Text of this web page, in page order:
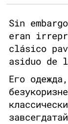
Sin
eran
clásico
asiduo de
Его